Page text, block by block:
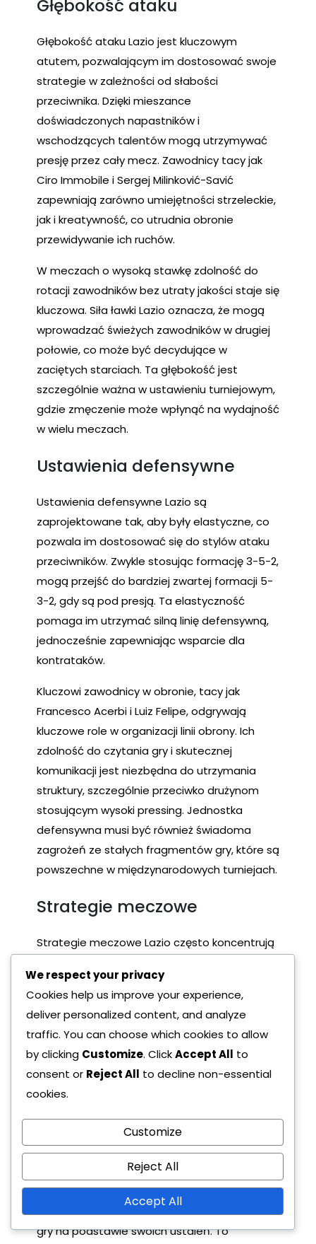
Głębokość ataku
Głębokość ataku Lazio jest kluczowym
atutem, pozwalającym im dostosować swoje
strategie w zależności od słabości
przeciwnika. Dzięki mieszance
doświadczonych napastników i
wschodzących talentów mogą utrzymywać
presję przez cały mecz. Zawodnicy tacy jak
Ciro Immobile i Sergej Milinković-Savić
zapewniają zarówno umiejętności strzeleckie,
jak i kreatywność, co utrudnia obronie
przewidywanie ich ruchów.
W meczach o wysoką stawkę zdolność do
rotacji zawodników bez utraty jakości staje się
kluczowa. Siła ławki Lazio oznacza, że mogą
wprowadzać świeżych zawodników w drugiej
połowie, co może być decydujące w
zaciętych starciach. Ta głębokość jest
szczególnie ważna w ustawieniu turniejowym,
gdzie zmęczenie może wpłynąć na wydajność
w wielu meczach.
Ustawienia defensywne
Ustawienia defensywne Lazio są
zaprojektowane tak, aby były elastyczne, co
pozwala im dostosować się do stylów ataku
przeciwników. Zwykle stosując formację 3-5-2,
mogą przejść do bardziej zwartej formacji 5-
3-2, gdy są pod presją. Ta elastyczność
pomaga im utrzymać silną linię defensywną,
jednocześnie zapewniając wsparcie dla
kontrataków.
Kluczowi zawodnicy w obronie, tacy jak
Francesco Acerbi i Luiz Felipe, odgrywają
kluczowe role w organizacji linii obrony. Ich
zdolność do czytania gry i skutecznej
komunikacji jest niezbędna do utrzymania
struktury, szczególnie przeciwko drużynom
stosującym wysoki pressing. Jednostka
defensywna musi być również świadoma
zagrożeń ze stałych fragmentów gry, które są
powszechne w międzynarodowych turniejach.
Strategie meczowe
Strategie meczowe Lazio często koncentrują
jednocześnie maksymalizując własne mocne
strony. Zazwyczaj skupiają się na szybkich
przejściach i wykorzystywaniu skrzydeł, co
może rozciągać obrony i tworzyć przestrzeń
dla zawodników centralnych. To podejście
jest szczególnie skuteczne przeciwko
drużynom, które preferują wysoką linię
defensywną.
Strategie szkoleniowe również odgrywają
znaczącą rolę w kształtowaniu taktyki
meczowej. Sztab szkoleniowy dokładnie
analizuje przeciwników, dostosowując plany
gry na podstawie swoich ustaleń. To
We respect your privacy
Cookies help us improve your experience,
deliver personalized content, and analyze
traffic. You can choose which cookies to allow
by clicking Customize. ClickAccept All to
consent or Reject All to decline non-essential
cookies.
Customize
Reject All
Accept All